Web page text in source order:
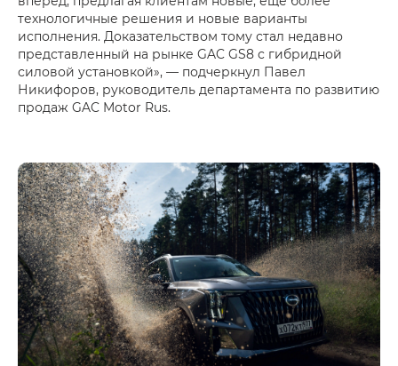
технологичные решения и новые варианты
исполнения. Доказательством тому стал недавно
представленный на рынке GAC GS8 с гибридной
силовой установкой», — подчеркнул Павел
Никифоров, руководитель департамента по развитию
продаж GAC Motor Rus.